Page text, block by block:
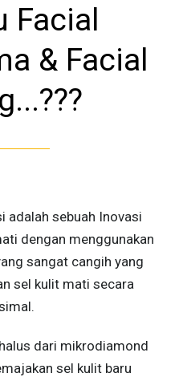
Facial
& Facial
adalah sebuah Inovasi
dengan menggunakan
sangat cangih yang
sel kulit mati secara
dari mikrodiamond
sel kulit baru